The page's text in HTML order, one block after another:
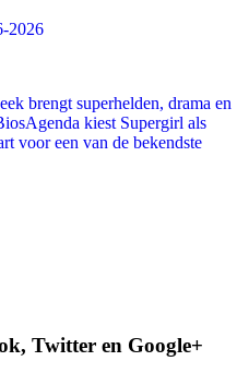
2026
brengt superhelden, drama en
kiest Supergirl als
voor een van de bekendste
Twitter en Google+